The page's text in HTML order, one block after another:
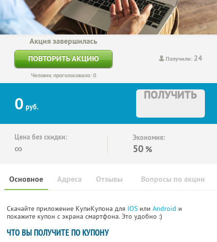
Получили: 24
Акция завершилась
ПОВТОРИТЬ АКЦИЮ
Человек проголосовало: 0
0 руб.
ПОЛУЧИТЬ
Цена без скидки:
∞
Экономия:
50 %
Основное Отзывы Вопросы по акции
Адреса
Скачайте приложение КупиКупона для IOS или Android и
покажите купон с экрана смартфона. Это удобно :)
ЧТО ВЫ ПОЛУЧИТЕ ПО КУПОНУ